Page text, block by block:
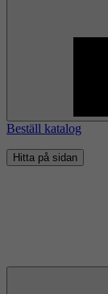
Beställ katalog
Hitta på sidan